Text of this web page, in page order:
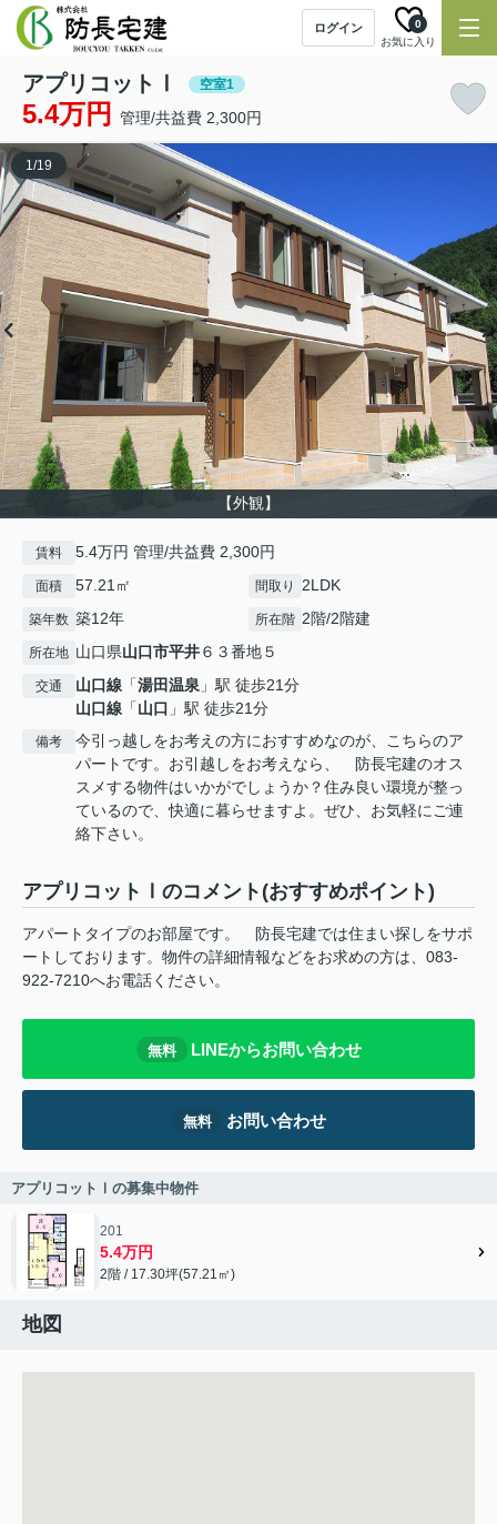
ログイン
お気に入り
0
アプリコットⅠ 空室1
5.4万円 管理/共益費 2,300円
【外観】
1/19
賃料 5.4万円 管理/共益費 2,300円
面積 57.21㎡ 間取り 2LDK
築年数 築12年 所在階 2階/2階建
所在地 山口県山口市平井６３番地５
交通 山口線 「湯田温泉 」駅 徒歩21分
山口線 「山口 」駅 徒歩21分
備考
今引っ越しをお考えの方におすすめなのが、こちらのア
パートです。お引越しをお考えなら、 防長宅建のオス
スメする物件はいかがでしょうか？住み良い環境が整っ
ているので、快適に暮らせますよ。ぜひ、お気軽にご連
絡下さい。
アプリコットⅠのコメント(おすすめポイント)
アパートタイプのお部屋です。 防長宅建では住まい探しをサポ
ートしております。物件の詳細情報などをお求めの方は、083-
922-7210へお電話ください。
無料 LINEからお問い合わせ
無料 お問い合わせ
アプリコットⅠの募集中物件
201
5.4万円
2階 / 17.30坪(57.21㎡)
地図